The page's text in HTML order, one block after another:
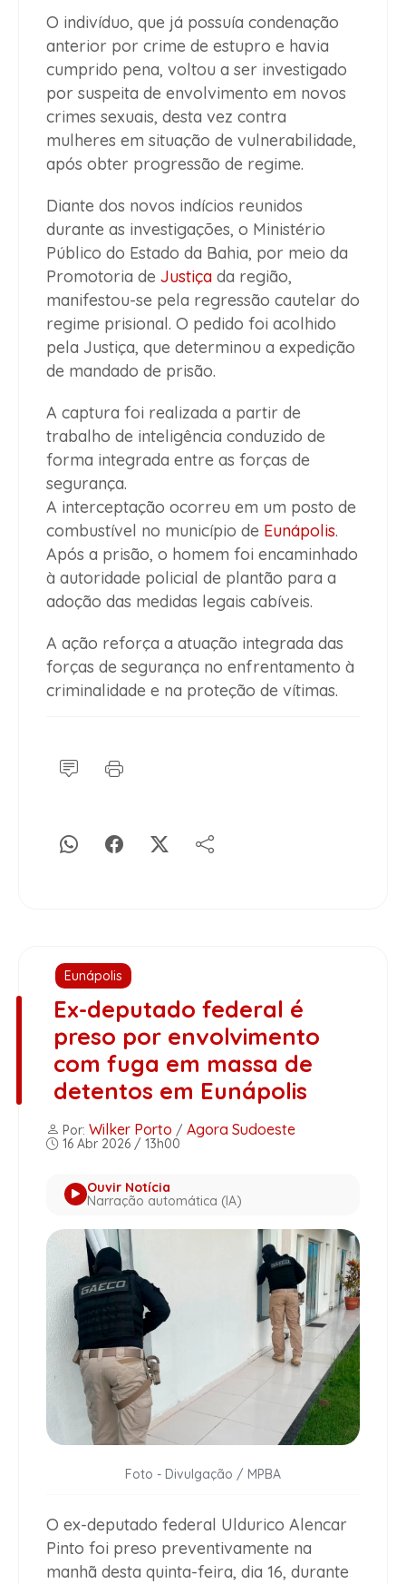
O indivíduo, que já possuía condenação
anterior por crime de estupro e havia
cumprido pena, voltou a ser investigado
por suspeita de envolvimento em novos
crimes sexuais, desta vez contra
mulheres em situação de vulnerabilidade,
após obter progressão de regime.
Diante dos novos indícios reunidos
durante as investigações, o Ministério
Público do Estado da Bahia, por meio da
Promotoria de Justiça da região,
manifestou-se pela regressão cautelar do
regime prisional. O pedido foi acolhido
pela Justiça, que determinou a expedição
de mandado de prisão.
A captura foi realizada a partir de
trabalho de inteligência conduzido de
forma integrada entre as forças de
segurança.
A interceptação ocorreu em um posto de
combustível no município de Eunápolis.
Após a prisão, o homem foi encaminhado
à autoridade policial de plantão para a
adoção das medidas legais cabíveis.
A ação reforça a atuação integrada das
forças de segurança no enfrentamento à
criminalidade e na proteção de vítimas.
Eunápolis
Ex-deputado federal é
preso por envolvimento
com fuga em massa de
detentos em Eunápolis
Por: Wilker Porto / Agora Sudoeste
16 Abr 2026 / 13h00
Ouvir Notícia
Narração automática (IA)
Foto - Divulgação / MPBA
O ex-deputado federal Uldurico Alencar
Pinto foi preso preventivamente na
manhã desta quinta-feira, dia 16, durante